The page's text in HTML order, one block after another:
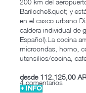
200 km del
Bariloche&quot; y
en el casco
caldera individual de
Español).La cocina
microondas, horno,
utensilios/cocina,
4 comentarios
desde 112.125,00
+ INFO